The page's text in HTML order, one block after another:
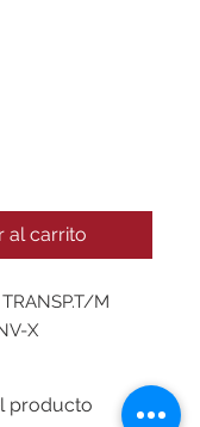
al carrito
M
X
producto